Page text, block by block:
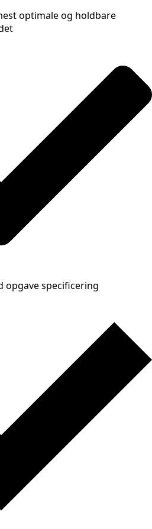
optimale og holdbare
opgave specificering